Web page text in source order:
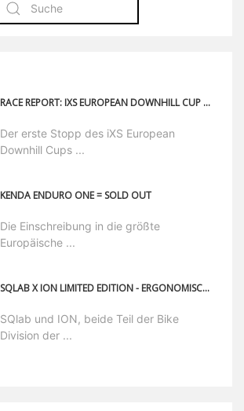
RACE REPORT: IXS EUROPEAN DOWNHILL CUP #1 IN BRANDNERTAL
Der erste Stopp des iXS European
Downhill Cups ...
KENDA ENDURO ONE = SOLD OUT
Die Einschreibung in die größte
Europäische ...
SQLAB X ION LIMITED EDITION - ERGONOMISCHE PRÄZISION TRIFFT PROGRESSIVE TRAIL-DNA
SQlab und ION, beide Teil der Bike
Division der ...